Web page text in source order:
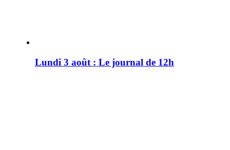
Lundi 3 août : Le journal de 12h